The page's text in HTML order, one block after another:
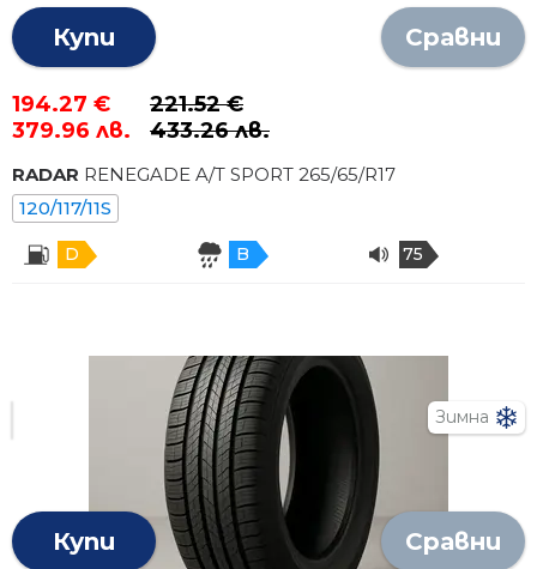
Купи Сравни
194.27 €
379.96 лв.
221.52 €
433.26 лв.
RADAR RENEGADE A/T SPORT 265/65/R17
120/117/11S
D B 75
Зимна
Купи Сравни